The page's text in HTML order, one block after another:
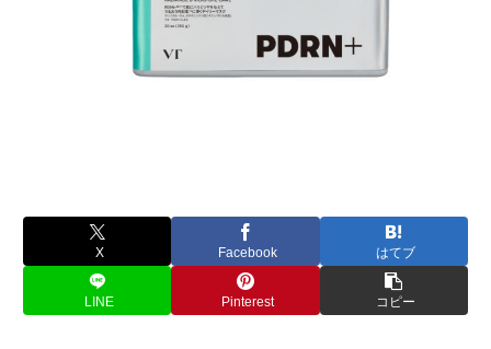
X Facebook はてブ
LINE Pinterest コピー